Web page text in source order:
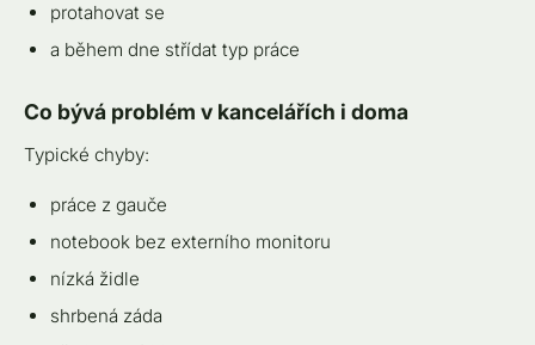
protahovat se
a během dne střídat typ práce
Co bývá problém v kancelářích i doma
Typické chyby:
práce z gauče
notebook bez externího monitoru
nízká židle
shrbená záda